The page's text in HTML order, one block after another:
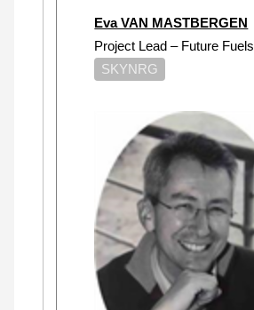
Eva VAN MASTBERGEN
Project Lead – Future Fuels
SKYNRG